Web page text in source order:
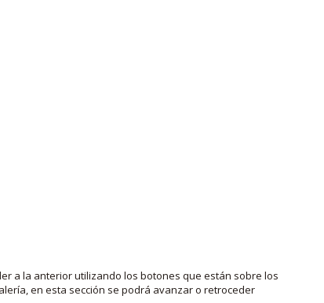
a la anterior utilizando los botones que están sobre los
en esta sección se podrá avanzar o retroceder